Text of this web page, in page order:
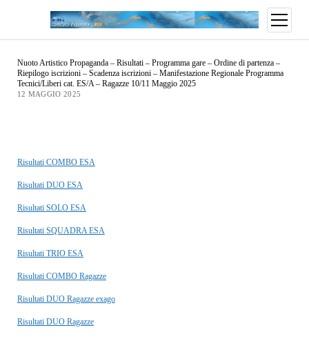
Nuoto Artistico Propaganda – Risultati – Programma gare – Ordine di partenza –
Riepilogo iscrizioni – Scadenza iscrizioni – Manifestazione Regionale Programma
Tecnici/Liberi cat. ES/A – Ragazze 10/11 Maggio 2025
12 MAGGIO 2025
Risultati COMBO ESA
Risultati DUO ESA
Risultati SOLO ESA
Risultati SQUADRA ESA
Risultati TRIO ESA
Risultati COMBO Ragazze
Risultati DUO Ragazze exago
Risultati DUO Ragazze